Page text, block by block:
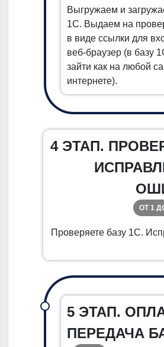
Выгружаем и
1С. Выдаем на
в виде ссылки для
веб-браузер (в базу
зайти как на любой
интернете).
4 ЭТАП.
ОТ 1
Проверяете базу 1С.
5 ЭТАП.
ПЕРЕДАЧА